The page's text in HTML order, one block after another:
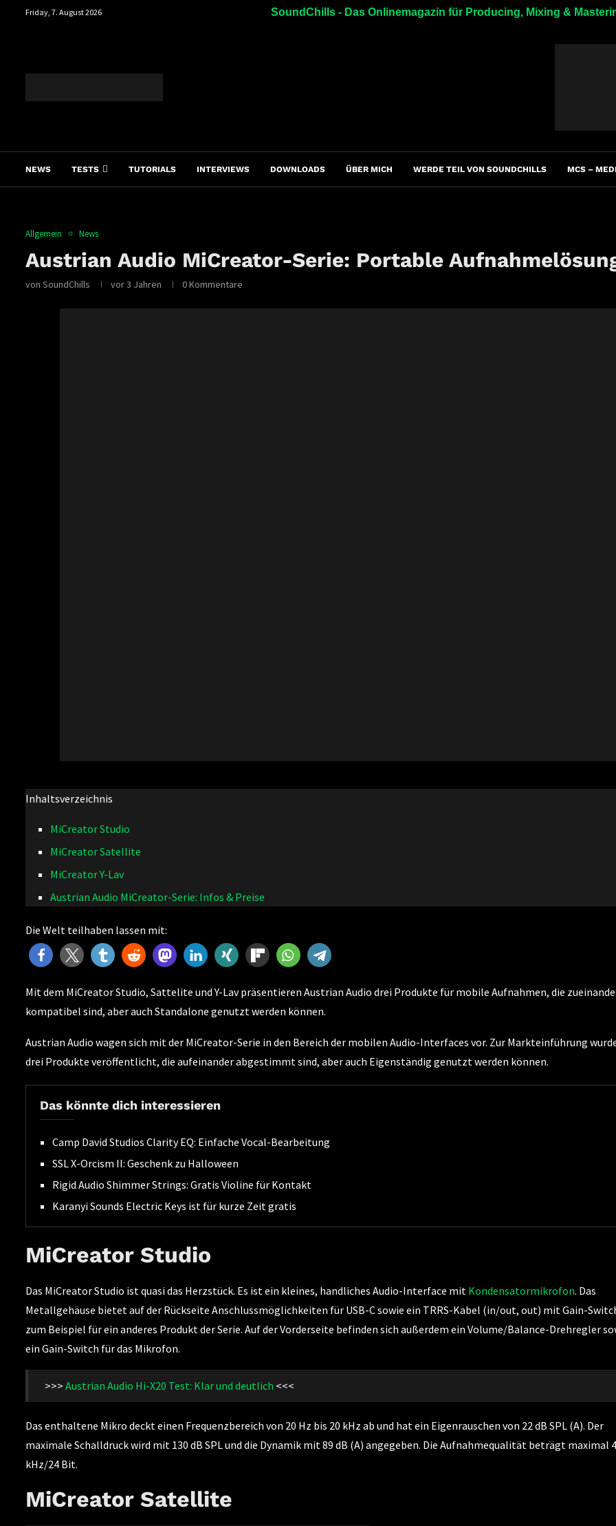
Friday, 7. August 2026 SoundChills - Das Onlinemagazin für Producing, Mixing &
NEWS TESTS TUTORIALS INTERVIEWS DOWNLOADS ÜBER MICH WERDE TEIL VON SOUNDCHILLS MCS –
Allgemein News
Austrian Audio MiCreator-Serie: Portable
von SoundChills vor 3 Jahren 0 Kommentare
Inhaltsverzeichnis
MiCreator Studio
MiCreator Satellite
MiCreator Y-Lav
Austrian Audio MiCreator-Serie: Infos & Preise
Die Welt teilhaben lassen mit:
Mit dem MiCreator Studio, Sattelite und Y-Lav präsentieren Austrian Audio drei Produkte für mobile Aufnahmen, die
kompatibel sind, aber auch Standalone genutzt werden können.
Austrian Audio wagen sich mit der MiCreator-Serie in den Bereich der mobilen Audio-Interfaces vor. Zur Markteinführung
drei Produkte veröffentlicht, die aufeinander abgestimmt sind, aber auch Eigenständig genutzt werden können.
Das könnte dich interessieren
Camp David Studios Clarity EQ: Einfache Vocal-Bearbeitung
SSL X-Orcism II: Geschenk zu Halloween
Rigid Audio Shimmer Strings: Gratis Violine für Kontakt
Karanyi Sounds Electric Keys ist für kurze Zeit gratis
MiCreator Studio
Das MiCreator Studio ist quasi das Herzstück. Es ist ein kleines, handliches Audio-Interface mit Kondensatormikrofon. Das
Metallgehäuse bietet auf der Rückseite Anschlussmöglichkeiten für USB-C sowie ein TRRS-Kabel (in/out, out) mit Gain-
zum Beispiel für ein anderes Produkt der Serie. Auf der Vorderseite befinden sich außerdem ein Volume/Balance-Drehregler
ein Gain-Switch für das Mikrofon.
>>> Austrian Audio Hi-X20 Test: Klar und deutlich <<<
Das enthaltene Mikro deckt einen Frequenzbereich von 20 Hz bis 20 kHz ab und hat ein Eigenrauschen von 22 dB SPL (A). Der
maximale Schalldruck wird mit 130 dB SPL und die Dynamik mit 89 dB (A) angegeben. Die Aufnahmequalität beträgt maximal
kHz/24 Bit.
MiCreator Satellite